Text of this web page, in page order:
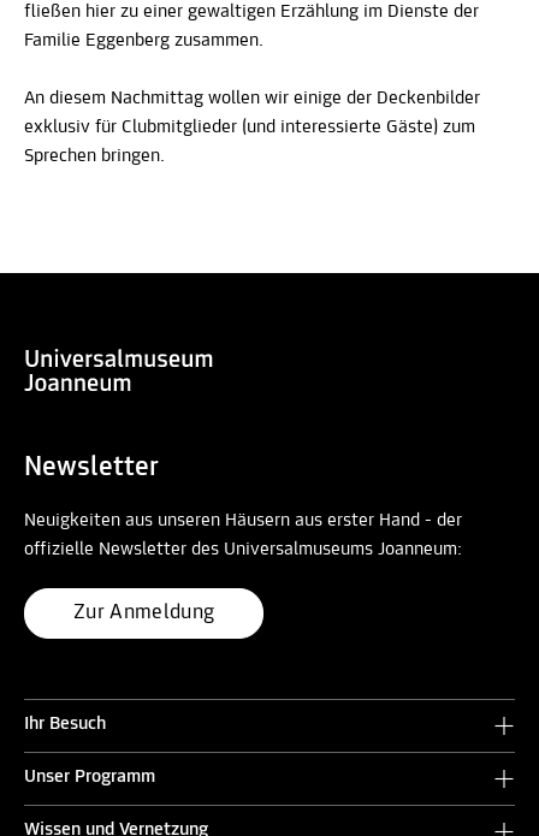
fließen hier zu einer gewaltigen Erzählung im Dienste der
Familie Eggenberg zusammen.
An diesem Nachmittag wollen wir einige der Deckenbilder
exklusiv für Clubmitglieder (und interessierte Gäste) zum
Sprechen bringen.
Newsletter
Neuigkeiten aus unseren Häusern aus erster Hand - der
offizielle Newsletter des Universalmuseums Joanneum:
Zur Anmeldung
Ihr Besuch
Unser Programm
Wissen und Vernetzung